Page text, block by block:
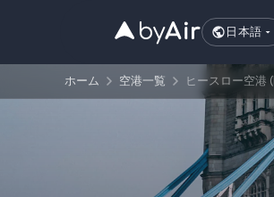
日本語
ホーム 空港一覧 ヒースロー空港